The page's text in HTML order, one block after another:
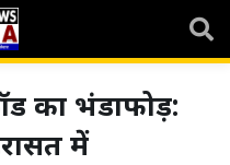
का भंडाफोड़:
में